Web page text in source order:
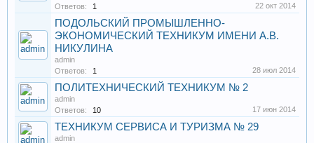
Ответов:
1 22 окт 2014
ПОДОЛЬСКИЙ ПРОМЫШЛЕННО-
ЭКОНОМИЧЕСКИЙ ТЕХНИКУМ ИМЕНИ А.В.
НИКУЛИНА
admin
Ответов:
1 28 июл 2014
ПОЛИТЕХНИЧЕСКИЙ ТЕХНИКУМ № 2
admin
Ответов:
10 17 июн 2014
ТЕХНИКУМ СЕРВИСА И ТУРИЗМА № 29
admin